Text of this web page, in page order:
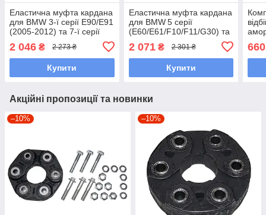
Еластична муфта кардана
для BMW 3‑ї серії E90/E91
(2005‑2012) та 7‑ї серії
N57;M57, 105 мм, 6
отворів
2 046 ₴ 2 273 ₴
Купити
Еластична муфта кардана
для BMW 5 серії
(E60/E61/F10/F11/G30) та
(E63/E64/G32), B58;B46,
132 мм, 6 отворів
2 071₴ 2 301 ₴
Купити
3.0L
660
Акційні пропозиції та новинки
–10% –10%